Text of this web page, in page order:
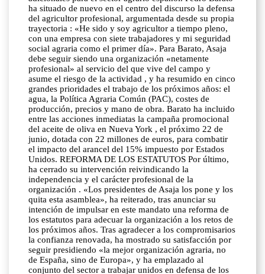
ha situado de nuevo en el centro del discurso la defensa
del agricultor profesional, argumentada desde su propia
trayectoria : «He sido y soy agricultor a tiempo pleno,
con una empresa con siete trabajadores y mi seguridad
social agraria como el primer día». Para Barato, Asaja
debe seguir siendo una organización «netamente
profesional» al servicio del que vive del campo y
asume el riesgo de la actividad , y ha resumido en cinco
grandes prioridades el trabajo de los próximos años: el
agua, la Política Agraria Común (PAC), costes de
producción, precios y mano de obra. Barato ha incluido
entre las acciones inmediatas la campaña promocional
del aceite de oliva en Nueva York , el próximo 22 de
junio, dotada con 22 millones de euros, para combatir
el impacto del arancel del 15% impuesto por Estados
Unidos. REFORMA DE LOS ESTATUTOS Por último,
ha cerrado su intervención reivindicando la
independencia y el carácter profesional de la
organización . «Los presidentes de Asaja los pone y los
quita esta asamblea», ha reiterado, tras anunciar su
intención de impulsar en este mandato una reforma de
los estatutos para adecuar la organización a los retos de
los próximos años. Tras agradecer a los compromisarios
la confianza renovada, ha mostrado su satisfacción por
seguir presidiendo «la mejor organización agraria, no
de España, sino de Europa», y ha emplazado al
conjunto del sector a trabajar unidos en defensa de los